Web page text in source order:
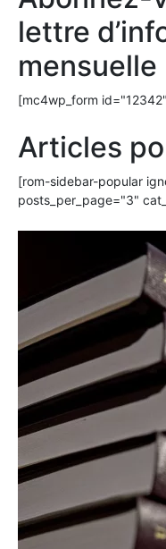
lettre
mensuelle
[mc4wp_form
Articles
[rom-sidebar-popular
posts_per_page="3"